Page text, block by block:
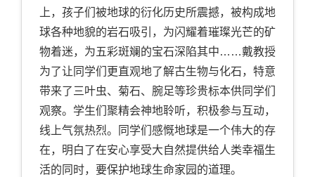
上，孩子们被地球的衍化历史所震撼，被构成地
球各种地貌的岩石吸引，为闪耀着璀璨光芒的矿
物着迷，为五彩斑斓的宝石深陷其中……戴教授
为了让同学们更直观地了解古生物与化石，特意
带来了三叶虫、菊石、腕足等珍贵标本供同学们
观察。学生们聚精会神地聆听，积极参与互动，
线上气氛热烈。同学们感慨地球是一个伟大的存
在，明白了在安心享受大自然提供给人类幸福生
活的同时，要保护地球生命家园的道理。